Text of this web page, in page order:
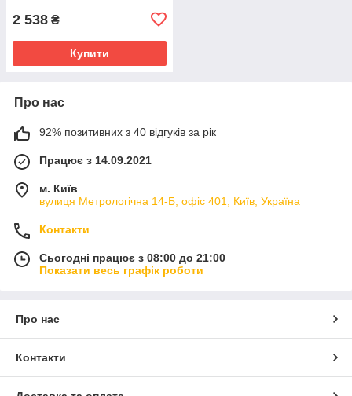
2 538 ₴
Купити
Про нас
92% позитивних з 40 відгуків за рік
Працює з 14.09.2021
м. Київ
вулиця Метрологічна 14-Б, офіс 401, Київ, Україна
Контакти
Сьогодні працює з 08:00 до 21:00
Показати весь графік роботи
Про нас
Контакти